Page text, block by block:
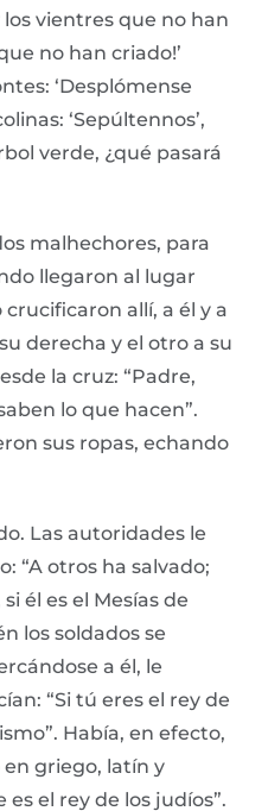
los vientres que no han
no han criado!’
‘Desplómense
‘Sepúltennos’,
verde, ¿qué pasará
malhechores, para
llegaron al lugar
crucificaron allí, a él y a
derecha y el otro a su
la cruz: “Padre,
lo que hacen”.
sus ropas, echando
Las autoridades le
“A otros ha salvado;
él es el Mesías de
los soldados se
a él, le
“Si tú eres el rey de
Había, en efecto,
griego, latín y
es el rey de los judíos”.